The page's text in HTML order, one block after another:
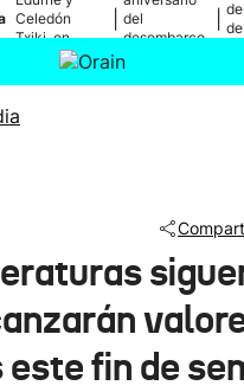
Celedón
Txiki, en
directo
del
desembarco
de Elkano
de
Ikusmiran
Eguraldia
fin de